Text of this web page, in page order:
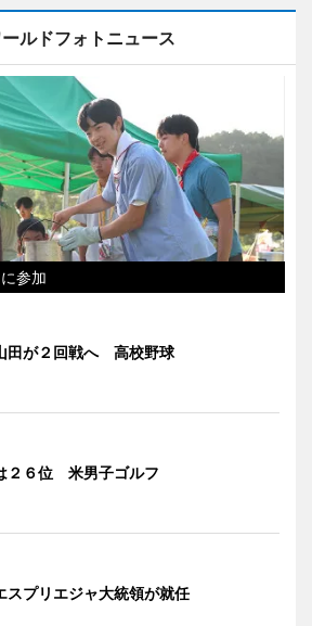
ールドフォトニュース
参加
田が２回戦へ 高校野球
２６位 米男子ゴルフ
スプリエジャ大統領が就任